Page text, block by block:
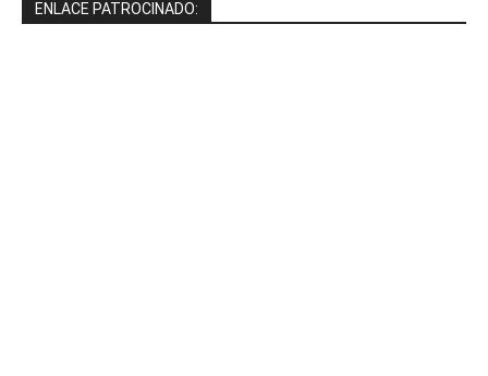
ENLACE PATROCINADO: